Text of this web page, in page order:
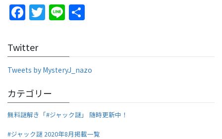
F
a
c
e
b
o
o
k
T
w
er
Li
n
e
Twitter
Tweets by MysteryJ_nazo
カテゴリー
無料謎解き「#ジャック謎」 随時更新中！
#ジャック謎 2020年8月掲載一覧